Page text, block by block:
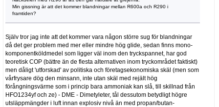
Min gissning är att det kommer blandningar mellan R600a och R290 i
framtiden?
Själv tror jag inte att det kommer vara någon större sug för blandningar
då det ger problem med mer eller mindre hög glide, sedan finns mono-
komponentköldmedel som ligger väl inom den tryckspannet, har god
teoretisk COP (bättre än de flesta alternativen inom tryckområdet faktiskt)
men dåligt 'utforskad' av politiska och företagsekonomiska skäl (men som
vårfrysare dög den minsann, inte utan skäl med rejält hög
förångningsvärme som i princip bara ammoniak kan slå, till skillnad från
HFO1234yf och ze) - DME - Dimetyleter, tål dessutom betydligt högre
utsläppmängder i luft innan explosiv nivå än med propan/butan-